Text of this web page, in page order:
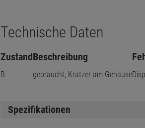
Technische Daten
Zustand
B-
Beschreibung
gebraucht, Kratzer am Gehäuse
Spezifikationen